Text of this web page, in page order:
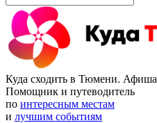
Куда сходить в Тюмени. Афиша
Помощник и путеводитель
по интересным местам
и лучшим событиям